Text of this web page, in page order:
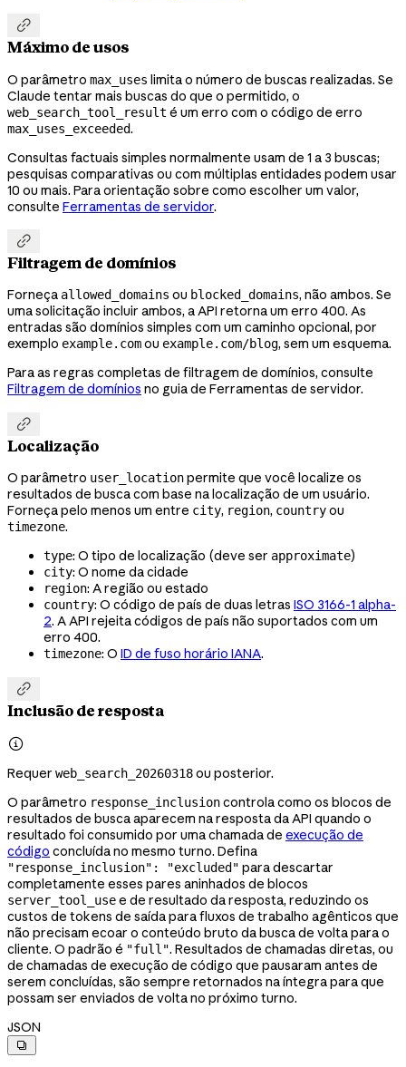

Máximo de usos
O parâmetro max_uses limita o número de buscas realizadas. Se
Claude tentar mais buscas do que o permitido, o
web_search_tool_result é um erro com o código de erro
max_uses_exceeded.
Consultas factuais simples normalmente usam de 1 a 3 buscas;
pesquisas comparativas ou com múltiplas entidades podem usar
10 ou mais. Para orientação sobre como escolher um valor,
consulte Ferramentas de servidor.

Filtragem de domínios
Forneça allowed_domains ou blocked_domains, não ambos. Se
uma solicitação incluir ambos, a API retorna um erro 400. As
entradas são domínios simples com um caminho opcional, por
exemplo example.comou example.com/blog, sem um esquema.
Para as regras completas de filtragem de domínios, consulte
Filtragem de domínios no guia de Ferramentas de servidor.

Localização
O parâmetro user_locationpermite que você localize os
resultados de busca com base na localização de um usuário.
Forneça pelo menos um entre city, region, countryou
timezone.
type: O tipo de localização (deve ser approximate)
city: O nome da cidade
region: A região ou estado
country: O código de país de duas letras ISO 3166-1 alpha-
2. A API rejeita códigos de país não suportados com um
erro 400.
timezone: O ID de fuso horário IANA.

Inclusão de resposta

Requer web_search_20260318ou posterior.
O parâmetro response_inclusioncontrola como os blocos de
resultados de busca aparecem na resposta da API quando o
resultado foi consumido por uma chamada de execução de
código concluída no mesmo turno. Defina
"response_inclusion": "excluded" para descartar
completamente esses pares aninhados de blocos
server_tool_usee de resultado da resposta, reduzindo os
custos de tokens de saída para fluxos de trabalho agênticos que
não precisam ecoar o conteúdo bruto da busca de volta para o
cliente. O padrão é "full". Resultados de chamadas diretas, ou
de chamadas de execução de código que pausaram antes de
serem concluídas, são sempre retornados na íntegra para que
possam ser enviados de volta no próximo turno.
JSON
